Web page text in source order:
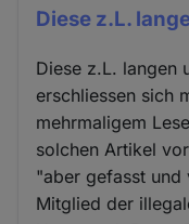
Diese z.L.
Diese z.L. langen
erschliessen sich
mehrmaligem
solchen Artikel
"aber gefasst und
Mitglied der